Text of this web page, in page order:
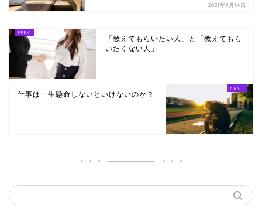
2021年9月14日
「教えてもらいたい人」と「教えてもら
いたくない人」
仕事は一生懸命しないといけないのか？